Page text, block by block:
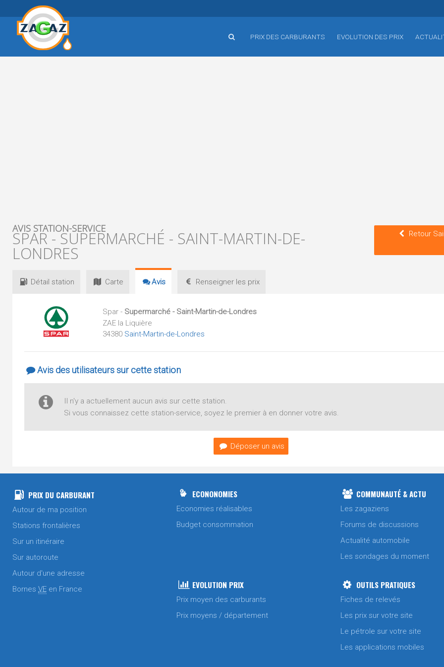
PRIX DES CARBURANTS EVOLUTION DES PRIX
AVIS STATION-SERVICE
SPAR - SUPERMARCHÉ - SAINT-MARTIN-DE-
LONDRES
Retour
Détail station Carte Avis Renseigner les prix
Spar - Supermarché - Saint-Martin-de-Londres
ZAE la Liquière
34380 Saint-Martin-de-Londres
Avis des utilisateurs sur cette station
Il n'y a actuellement aucun avis sur cette station.
Si vous connaissez cette station-service, soyez le premier à en donner votre avis.
Déposer un avis
PRIX DU CARBURANT
Autour de ma position
Stations frontalières
Sur un itinéraire
Sur autoroute
Autour d'une adresse
Bornes VE en France
ECONONOMIES
Economies réalisables
Budget consommation
COMMUNAUTÉ & ACTU
Les zagaziens
Forums de discussions
Actualité automobile
Les sondages du moment
EVOLUTION PRIX
Prix moyen des carburants
Prix moyens / département
OUTILS PRATIQUES
Fiches de relevés
Les prix sur votre site
Le pétrole sur votre site
Les applications mobiles